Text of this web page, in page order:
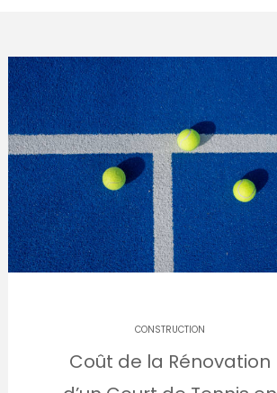
CONSTRUCTION
Coût de la Rénovation